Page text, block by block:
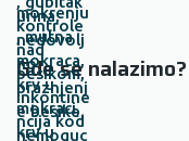
Gde se nalazimo?